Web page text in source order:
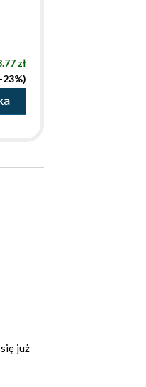
zł
23%)
już